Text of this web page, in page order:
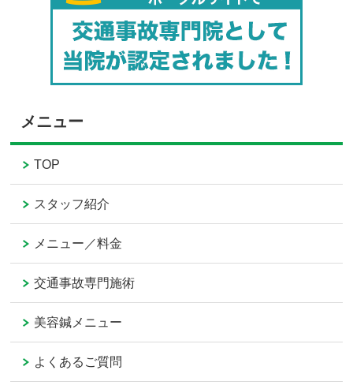
メニュー
TOP
スタッフ紹介
メニュー／料金
交通事故専門施術
美容鍼メニュー
よくあるご質問